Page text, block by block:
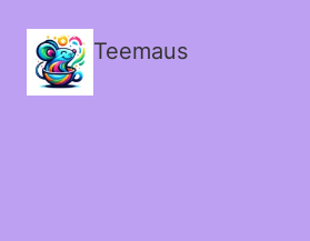
Teemaus